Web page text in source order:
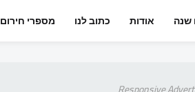
שנה אודות כתוב לנו מספרי חירום